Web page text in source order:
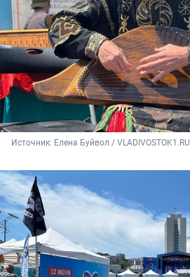
Источник: Елена Буйвол / VLADIVOSTOK1.RU